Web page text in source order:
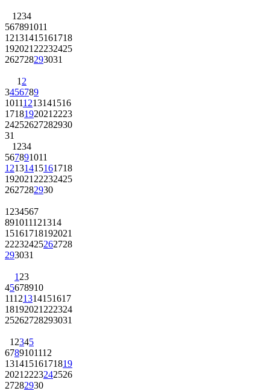
1 234
567891011
12131415161718
192021 22232425
262728293031
1 2
3456789
10111213141516
1718192021 2223
24252627282930
31
1 234
567891011
12131415161718
192021 22232425
2627282930
1 234567
891011121314
15161718192021
22232425262728
293031
1 23
45678910
11121314151617
18192021 222324
25262728293031
1 2345
6789101112
13141516171819
2021 2223242526
27282930